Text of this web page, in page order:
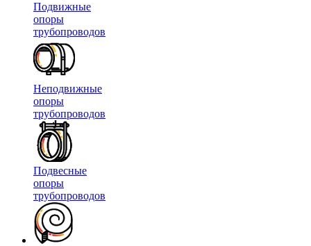
Подвижные
опоры
трубопроводов
Неподвижные
опоры
трубопроводов
Подвесные
опоры
трубопроводов